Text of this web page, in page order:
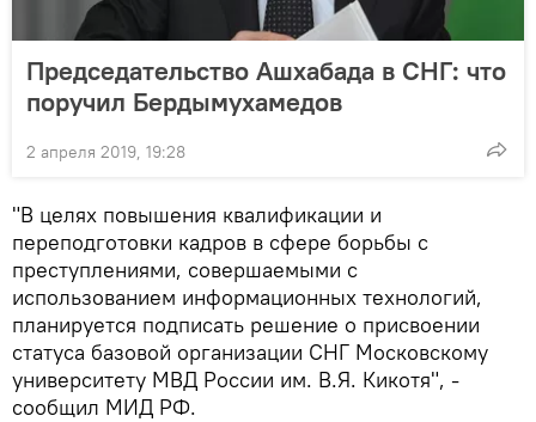
Председательство Ашхабада в СНГ: что
поручил Бердымухамедов
2 апреля 2019, 19:28
"В целях повышения квалификации и
переподготовки кадров в сфере борьбы с
преступлениями, совершаемыми с
использованием информационных технологий,
планируется подписать решение о присвоении
статуса базовой организации СНГ Московскому
университету МВД России им. В.Я. Кикотя", -
сообщил МИД РФ.